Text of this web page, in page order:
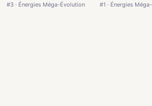
#3 · Énergies Méga-Évolution #1 · Énergies